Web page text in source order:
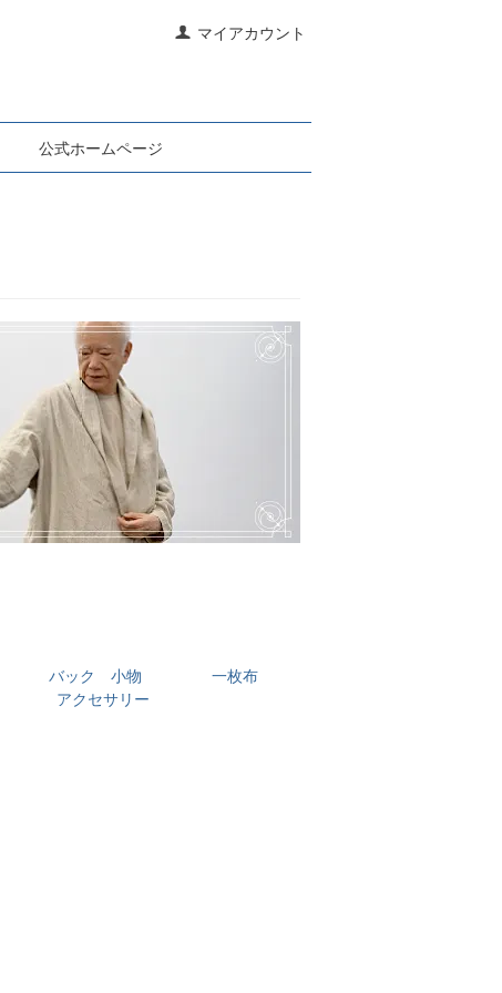
マイアカウント
公式ホームページ
バック 小物
アクセサリー
一枚布